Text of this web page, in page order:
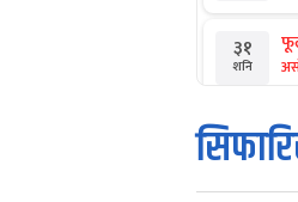
३१
शनि
१
आइत